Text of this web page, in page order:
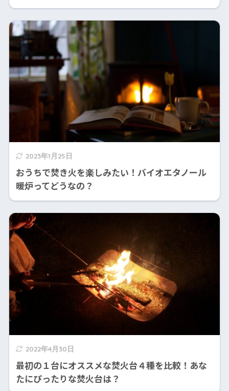
2023年1月25日
おうちで焚き火を楽しみたい！バイオエタノール
暖炉ってどうなの？
2022年4月30日
最初の１台にオススメな焚火台４種を比較！あな
たにぴったりな焚火台は？